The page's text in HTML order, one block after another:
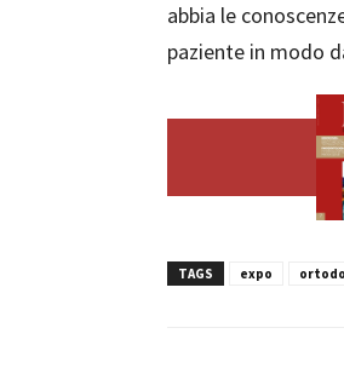
abbia le
paziente in modo
TAGS expo